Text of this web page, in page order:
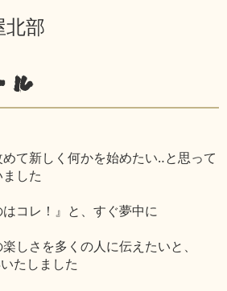
北部
ル
て新しく何かを始めたい‥と思って
した
はコレ！』と、すぐ夢中に
しさを多くの人に伝えたいと、
たしました